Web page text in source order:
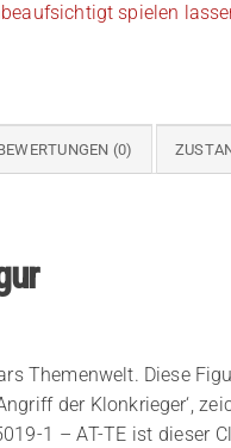
spielen
(0)
Themenwelt. Diese
der Klonkrieger‘,
1 – AT-TE ist dieser